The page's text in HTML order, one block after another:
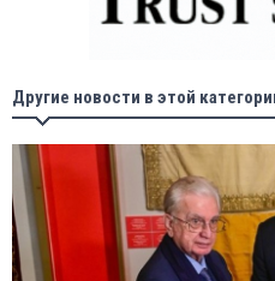
Другие новости в этой